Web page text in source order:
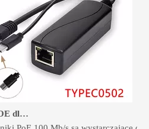
PoE 100 Mb/s są wystarczające